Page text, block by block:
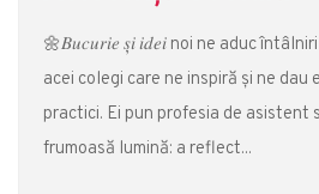
🌼𝐵𝑢𝑐𝑢𝑟𝑖𝑒 𝑠̦𝑖 𝑖𝑑𝑒𝑖 noi ne aduc
acei colegi care ne inspiră și ne dau
practici. Ei pun profesia de asistent
frumoasă lumină: a reflect...